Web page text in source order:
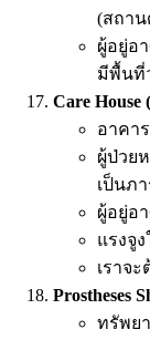
(สถา
ผู้อยู่อ
มีพื้นที่
Care
อาคา
ผู้ป่วย
เป็นภ
ผู้อยู่อ
แรงจู
เราจ
Prostheses
ทรัพย